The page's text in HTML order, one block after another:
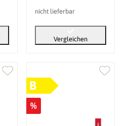
nicht lieferbar
Vergleichen
B
%